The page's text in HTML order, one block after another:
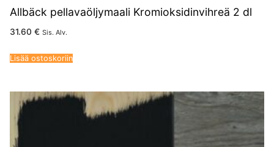
Allbäck pellavaöljymaali Kromioksidinvihreä 2 dl
31.60 € Sis. Alv.
Lisää ostoskoriin